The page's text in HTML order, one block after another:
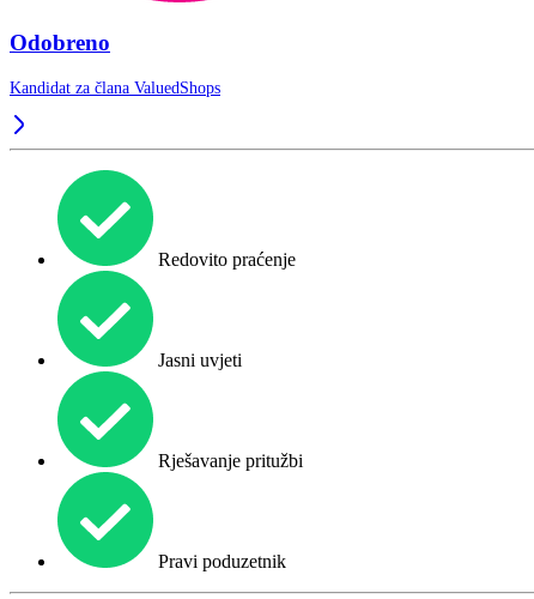
Odobreno
Kandidat za člana ValuedShops
Redovito praćenje
Jasni uvjeti
Rješavanje pritužbi
Pravi poduzetnik